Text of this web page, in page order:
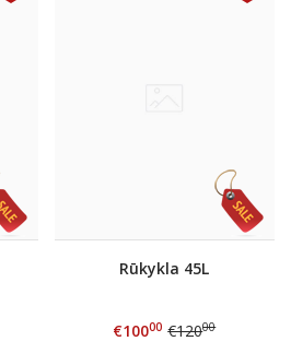
Rūkykla 45L
€10000 €12000